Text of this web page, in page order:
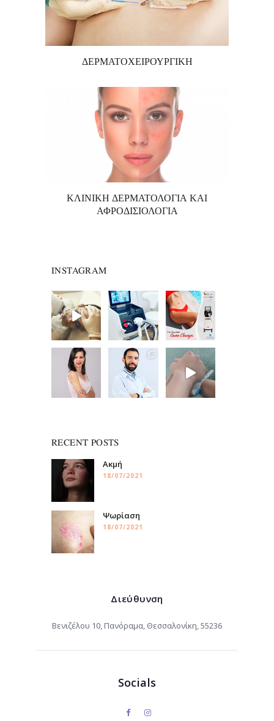
ΔΕΡΜΑΤΟΧΕΙΡΟΥΡΓΙΚΗ
ΚΛΙΝΙΚΗ ΔΕΡΜΑΤΟΛΟΓΙΑ ΚΑΙ
ΑΦΡΟΔΙΣΙΟΛΟΓΙΑ
INSTAGRAM
RECENT POSTS
Ακμή
18/07/2021
Ψωρίαση
18/07/2021
Διεύθυνση
Βενιζέλου 10, Πανόραμα, Θεσσαλονίκη, 55236
Socials